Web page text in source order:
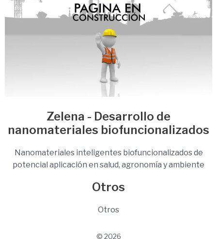
Zelena - Desarrollo de
nanomateriales biofuncionalizados
Nanomateriales inteligentes biofuncionalizados de
potencial aplicación en salud, agronomía y ambiente
Otros
Otros
© 2026